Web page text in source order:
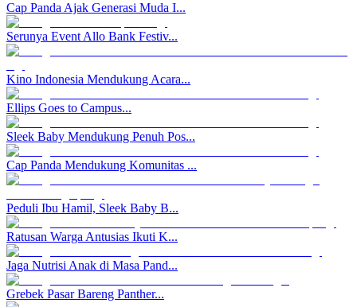
Cap Panda Ajak Generasi Muda I...
Serunya Event Allo Bank Festiv...
Kino Indonesia Mendukung Acara...
Ellips Goes to Campus...
Sleek Baby Mendukung Penuh Pos...
Cap Panda Mendukung Komunitas ...
Peduli Ibu Hamil, Sleek Baby B...
Ratusan Warga Antusias Ikuti K...
Jaga Nutrisi Anak di Masa Pand...
Grebek Pasar Bareng Panther...